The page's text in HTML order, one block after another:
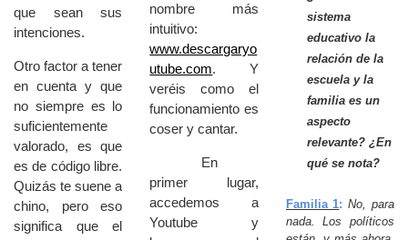
que sean sus
intenciones.
Otro factor a tener
en cuenta y que
no siempre es lo
suficientemente
valorado, es que
es de código libre.
Quizás te suene a
chino, pero eso
significa que el
nombre más
intuitivo:
www.descargaryo
utube.com. Y
veréis como el
funcionamiento es
coser y cantar.
En
primer lugar,
accedemos a
Youtube y
sistema
educativo la
relación de la
escuela y la
familia es un
aspecto
relevante? ¿En
qué se nota?
Familia 1:No, para
nada. Los políticos